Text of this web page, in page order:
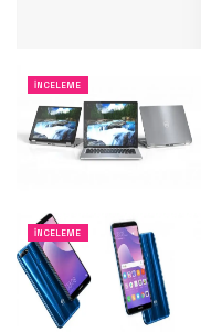
İNCELEME
İNCELEME